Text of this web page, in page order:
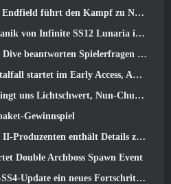
führt den Kampf zu Nefarith
Lunaria ist eine der „größten Ergänzungen“ des Spiels
Spielerfragen im Überraschungs-Livestream
Early Access, Aber nicht ohne ein paar Macken
Schlagzeuger-Wegbereiter und ein Emanator der Hochstimmung
Gewinnspiel
Details zum Time-Locked-Erweiterungsserver
Double Archboss Spawn Event
ein neues Fortschrittssystem ein